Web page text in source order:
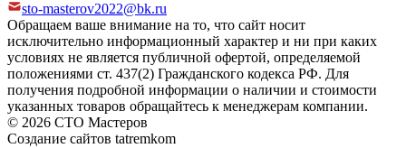
sto-masterov2022@bk.ru
Обращаем ваше внимание на то, что сайт носит
исключительно информационный характер и ни при каких
условиях не является публичной офертой, определяемой
положениями ст. 437(2) Гражданского кодекса РФ. Для
получения подробной информации о наличии и стоимости
указанных товаров обращайтесь к менеджерам компании.
© 2026 СТО Мастеров
Создание сайтов tatremkom